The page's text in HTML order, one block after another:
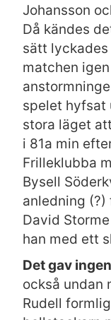
Johansson
Då kändes
sätt lyckades
matchen
spelet hyfsat
stora läget
i 81a min
Frilleklubba
Bysell
anledning
David
han med ett
Det gav
också undan
Rudell